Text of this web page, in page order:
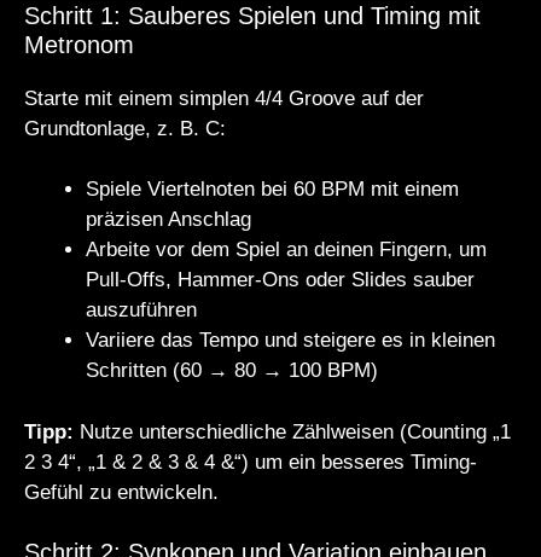
Schritt 1: Sauberes Spielen und Timing mit
Metronom
Starte mit einem simplen 4/4 Groove auf der
Grundtonlage, z. B. C:
Spiele Viertelnoten bei 60 BPM mit einem
präzisen Anschlag
Arbeite vor dem Spiel an deinen Fingern, um
Pull-Offs, Hammer-Ons oder Slides sauber
auszuführen
Variiere das Tempo und steigere es in kleinen
Schritten (60 → 80 → 100 BPM)
Tipp: Nutze unterschiedliche Zählweisen (Counting „1
2 3 4“, „1 & 2 & 3 & 4 &“) um ein besseres Timing-
Gefühl zu entwickeln.